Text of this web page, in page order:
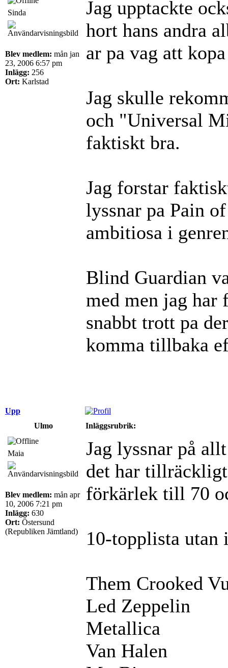
Sinda
Blev medlem: mån jan
23, 2006 6:57 pm
Inlägg: 256
Ort: Karlstad
Jag upptackte
hort hans andra
ar pa vag att
Jag skulle
och "Universal
faktiskt bra.
Jag forstar
lyssnar pa Pain
ambitiosa i
Blind Guardian
med men jag
snabbt trott pa
komma tillbaka
Upp
Ulmo
Inläggsrubrik:
Maia
Blev medlem: mån apr
10, 2006 7:21 pm
Inlägg: 630
Ort: Östersund
(Republiken Jämtland)
Jag lyssnar på
det har
förkärlek till 70
10-topplista utan
Them Crooked
Led Zeppelin
Metallica
Van Halen